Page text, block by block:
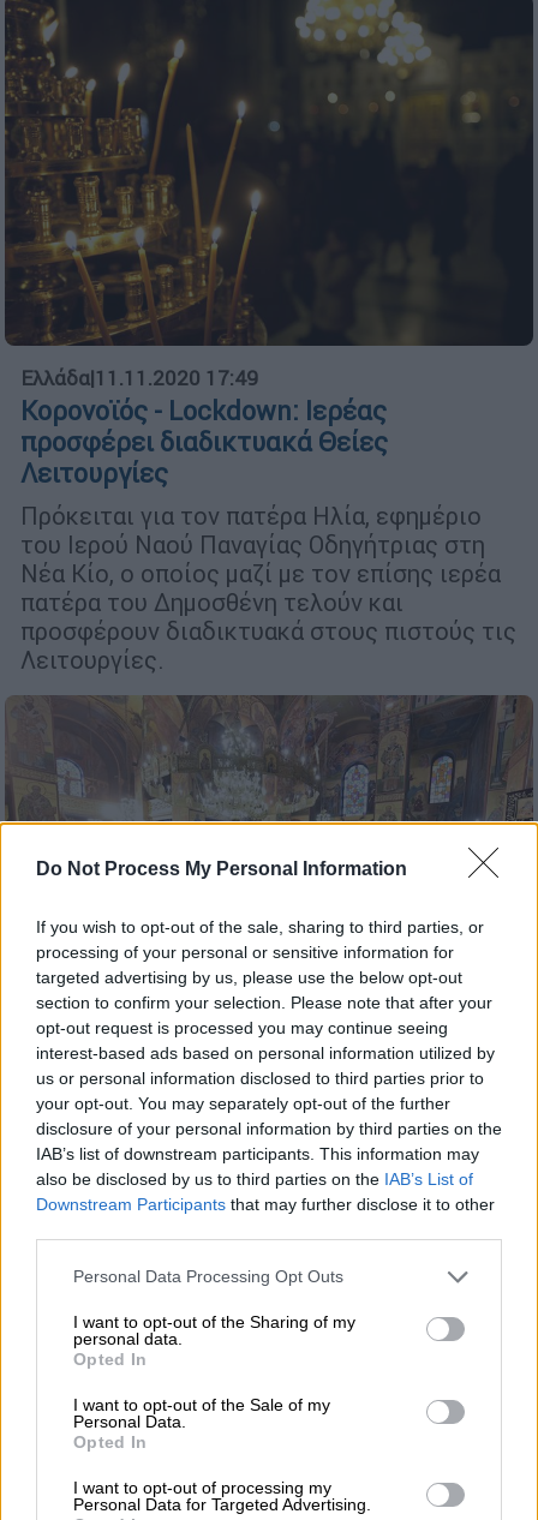
Do Not Process My Personal Information
If you wish to opt-out of the sale, sharing to third parties, or
processing of your personal or sensitive information for
targeted advertising by us, please use the below opt-out
section to confirm your selection. Please note that after your
opt-out request is processed you may continue seeing
interest-based ads based on personal information utilized by
us or personal information disclosed to third parties prior to
your opt-out. You may separately opt-out of the further
disclosure of your personal information by third parties on the
IAB’s list of downstream participants. This information may
also be disclosed by us to third parties on the IAB’s List of
Downstream Participants that may further disclose it to other
Please note that this website/app uses one or more Google
not limited to your visit or usage behaviour. You may click to
grant or deny consent to Google and its third-party tags to
use your data for below specified purposes in below Google
consent section.
Personal Data Processing Opt Outs
I want to opt-out of the Sharing of my
personal data.
Opted In
I want to opt-out of the Sale of my
Personal Data.
Opted In
I want to opt-out of processing my
Personal Data for Targeted Advertising.
Ελλάδα|11.11.2020 17:49
Κορονοϊός - Lockdown: Ιερέας
προσφέρει διαδικτυακά Θείες
Λειτουργίες
Πρόκειται για τον πατέρα Ηλία, εφημέριο
του Ιερού Ναού Παναγίας Οδηγήτριας στη
Νέα Κίο, ο οποίος μαζί με τον επίσης ιερέα
πατέρα του Δημοσθένη τελούν και
προσφέρουν διαδικτυακά στους πιστούς τις
Λειτουργίες.
Εκκλησία|26.03.2020 19:30
Live streaming: Ακολουθίες και
λειτουργίες της Εκκλησίας από το
ethnos.gr
Παρακολουθήστε live τις λειτουργίες και
τις ακολουθίες
Κορονοϊός
lockdown
iPhone
τεχνολογία